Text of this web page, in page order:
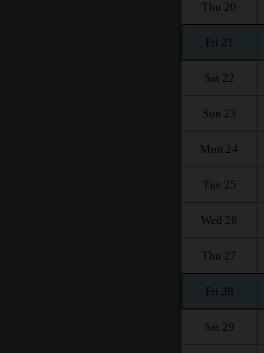
Thu 20
Fri 21
Sat 22
Sun 23
Mon 24
Tue 25
Wed 26
Thu 27
Fri 28
Sat 29